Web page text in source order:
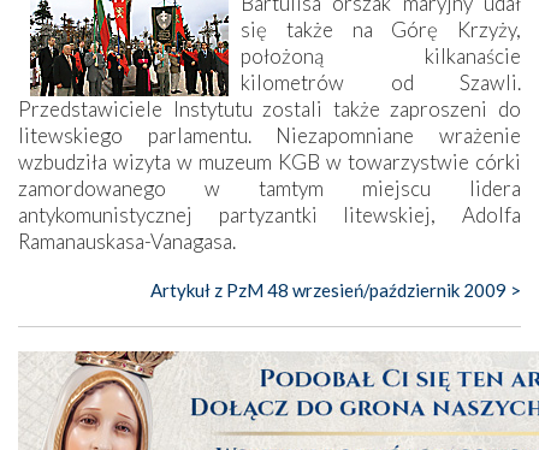
się także na Górę Krzyży,
położoną kilkanaście
kilometrów od Szawli.
Przedstawiciele Instytutu zostali także zaproszeni do
litewskiego parlamentu. Niezapomniane wrażenie
wzbudziła wizyta w muzeum KGB w towarzystwie córki
zamordowanego w tamtym miejscu lidera
antykomunistycznej partyzantki litewskiej, Adolfa
Ramanauskasa-Vanagasa.
Artykuł z PzM 48 wrzesień/październik 2009 >